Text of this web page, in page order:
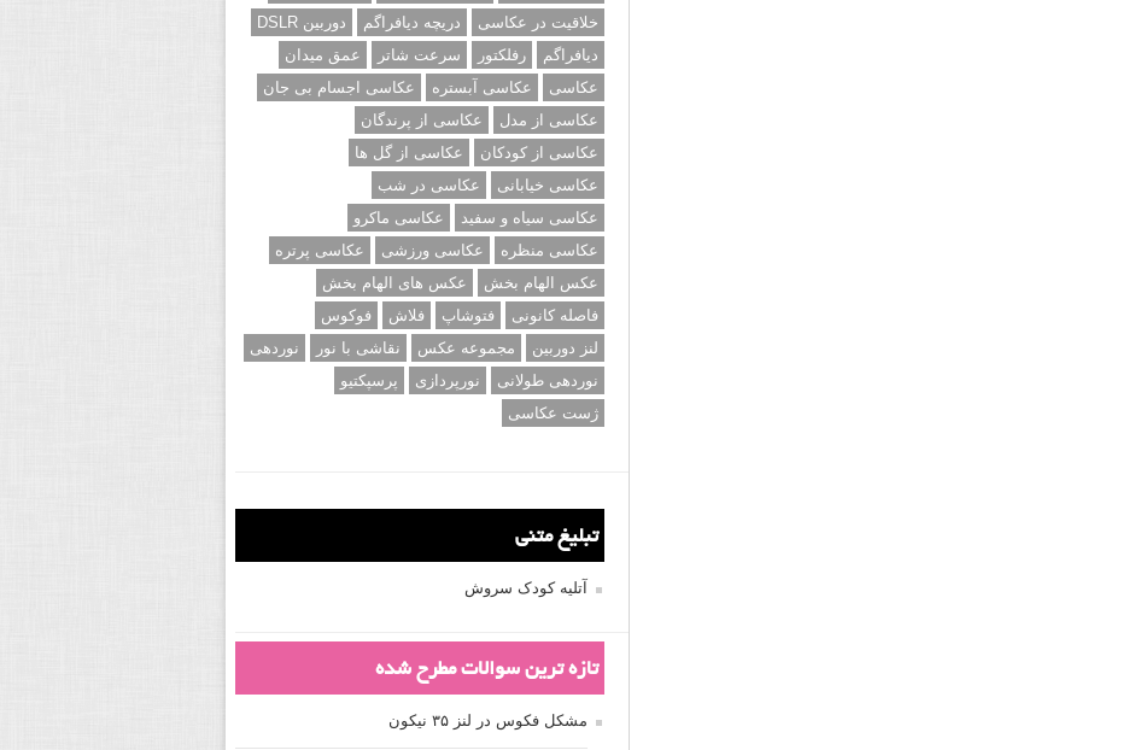
خلاقیت در عکاسی
دریچه دیافراگم
دوربین DSLR
دیافراگم
رفلکتور سرعت شاتر
عمق میدان
عکاسی
عکاسی آبستره
عکاسی اجسام بی جان
عکاسی از مدل
عکاسی از پرندگان
عکاسی از کودکان
عکاسی از گل ها
عکاسی خیابانی
عکاسی در شب
عکاسی سیاه و سفید
عکاسی ماکرو
عکاسی منظره
عکاسی ورزشی
عکاسی پرتره
عکس الهام بخش
عکس های الهام بخش
فاصله کانونی
فتوشاپ فلاش
فوکوس
لنز دوربین
مجموعه عکس نقاشی با نور
نوردهی
نوردهی طولانی
نورپردازی
پرسپکتیو
ژست عکاسی
تبلیغ متنی
آتلیه کودک سروش
تازه ترین سوالات مطرح شده
مشکل فکوس در لنز ۳۵ نیکون